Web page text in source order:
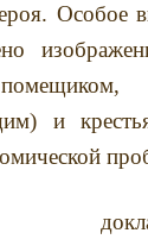
Особое
и
доклад-